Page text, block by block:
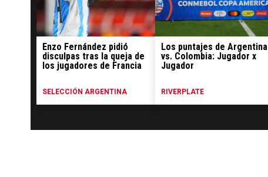
Enzo Fernández pidió
disculpas tras la queja de
los jugadores de Francia
SELECCIÓN ARGENTINA
Los puntajes de Argentina
vs. Colombia: Jugador x
Jugador
RIVERPLATE